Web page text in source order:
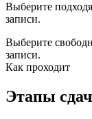
Выберите
записи.
Выберите
записи.
Как проходит
Этапы